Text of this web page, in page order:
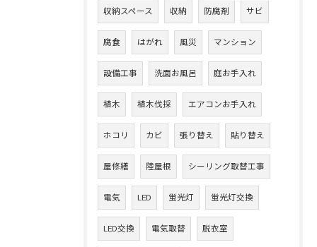
収納スペース 収納 防腐剤 サビ
腐食 はがれ 風災 マンション
設備工事 洗面お風呂 庭お手入れ
植木 植木伐採 エアコンお手入れ
ホコリ カビ 張り替え 貼り替え
屋修繕 陸屋根 シーリング取替工事
電気 LED 蛍光灯 蛍光灯交換
LED交換 電気取替 脱衣室